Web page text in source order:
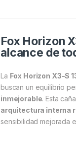
Fox Horizon
alcance de
La Fox Horizon X3-S
buscan un equilibrio
inmejorable. Esta
arquitectura interna
sensibilidad mejorada